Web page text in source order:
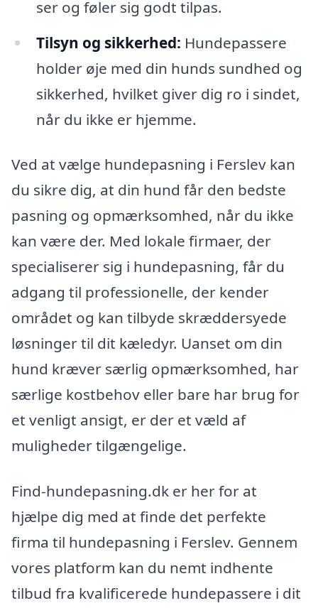
ser og føler sig godt tilpas.
Tilsyn og sikkerhed: Hundepassere
holder øje med din hunds sundhed og
sikkerhed, hvilket giver dig ro i sindet,
når du ikke er hjemme.
Ved at vælge hundepasning i Ferslev kan
du sikre dig, at din hund får den bedste
pasning og opmærksomhed, når du ikke
kan være der. Med lokale firmaer, der
specialiserer sig i hundepasning, får du
adgang til professionelle, der kender
området og kan tilbyde skræddersyede
løsninger til dit kæledyr. Uanset om din
hund kræver særlig opmærksomhed, har
særlige kostbehov eller bare har brug for
et venligt ansigt, er der et væld af
muligheder tilgængelige.
Find-hundepasning.dk er her for at
hjælpe dig med at finde det perfekte
firma til hundepasning i Ferslev. Gennem
vores platform kan du nemt indhente
tilbud fra kvalificerede hundepassere i dit